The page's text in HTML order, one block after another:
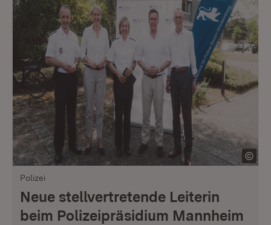
Polizei
Neue stellvertretende Leiterin
beim Polizeipräsidium Mannheim